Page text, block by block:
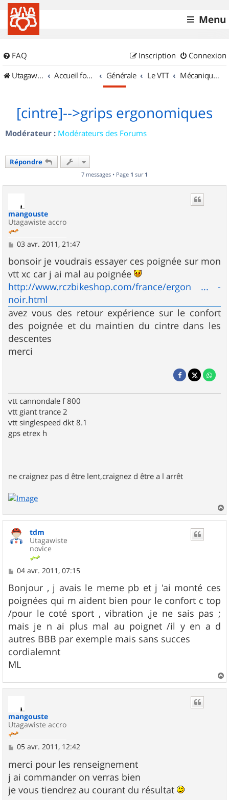
Menu
FAQ Connexion
Inscription
UtagawaVTT (Randos VTT et VTTAE avec traces GPS)
Accueil forum Générale Le VTT Mécanique et Entretiens
[cintre]-->grips ergonomiques
Modérateur : Modérateurs des Forums
Répondre
7 messages • Page 1 sur 1
mangouste
Utagawiste accro
M
s
s
a
g
e
03 avr. 2011, 21:47
bonsoir je voudrais essayer ces poignée sur mon
vtt xc car j ai mal au poignée
http://www.rczbikeshop.com/france/ergon ... -
noir.html
avez vous des retour expérience sur le confort
des poignée et du maintien du cintre dans les
descentes
merci
vtt cannondale f 800
vtt giant trance 2
vtt singlespeed dkt 8.1
gps etrex h
ne craignez pas d être lent,craignez d être a l arrêt
a
tdm
Utagawiste
novice
M
s
s
a
g
e
04 avr. 2011, 07:15
Bonjour , j avais le meme pb et j 'ai monté ces
poignées qui m aident bien pour le confort c top
/pour le coté sport , vibration ,je ne sais pas ;
mais je n ai plus mal au poignet /il y en a d
autres BBB par exemple mais sans succes
cordialemnt
ML
a
mangouste
Utagawiste accro
M
s
s
a
g
e
05 avr. 2011, 12:42
merci pour les renseignement
j ai commander on verras bien
je vous tiendrez au courant du résultat